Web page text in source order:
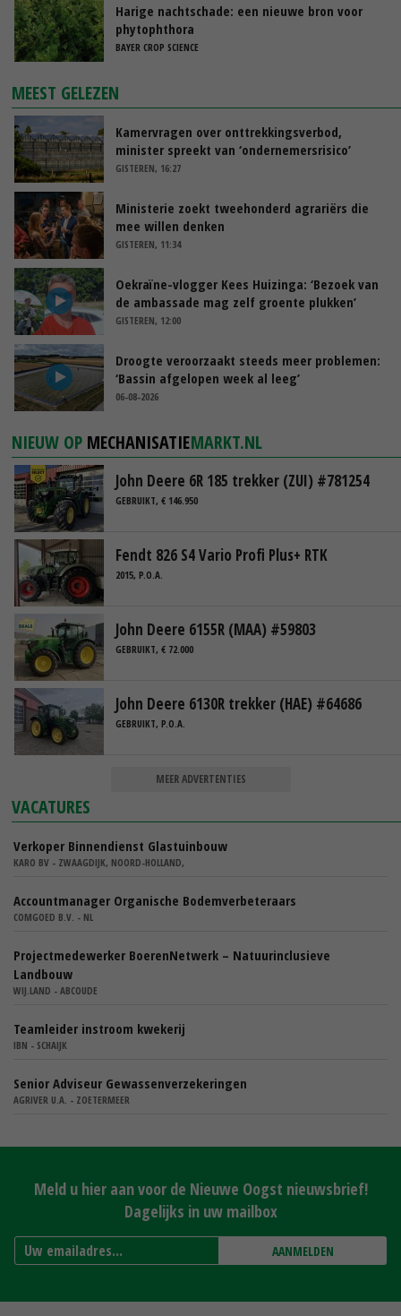
Harige nachtschade: een nieuwe bron voor
phytophthora
BAYER CROP SCIENCE
MEEST GELEZEN
Kamervragen over onttrekkingsverbod,
minister spreekt van ‘ondernemersrisico’
GISTEREN, 16:27
Ministerie zoekt tweehonderd agrariërs die
mee willen denken
GISTEREN, 11:34
Oekraïne-vlogger Kees Huizinga: ‘Bezoek van
de ambassade mag zelf groente plukken’
GISTEREN, 12:00
Droogte veroorzaakt steeds meer problemen:
‘Bassin afgelopen week al leeg’
06-08-2026
NIEUW OP MECHANISATIEMARKT.NL
John Deere 6R 185 trekker (ZUI) #781254
GEBRUIKT, € 146.950
Fendt 826 S4 Vario Profi Plus+ RTK
2015, P.O.A.
John Deere 6155R (MAA) #59803
GEBRUIKT, € 72.000
John Deere 6130R trekker (HAE) #64686
GEBRUIKT, P.O.A.
MEER ADVERTENTIES
VACATURES
Verkoper Binnendienst Glastuinbouw
KARO BV - ZWAAGDIJK, NOORD-HOLLAND,
Accountmanager Organische Bodemverbeteraars
COMGOED B.V. - NL
Projectmedewerker BoerenNetwerk – Natuurinclusieve
Landbouw
WIJ.LAND - ABCOUDE
Teamleider instroom kwekerij
IBN - SCHAIJK
Senior Adviseur Gewassenverzekeringen
AGRIVER U.A. - ZOETERMEER
Meld u hier aan voor de Nieuwe Oogst nieuwsbrief!
Dagelijks in uw mailbox
AANMELDEN